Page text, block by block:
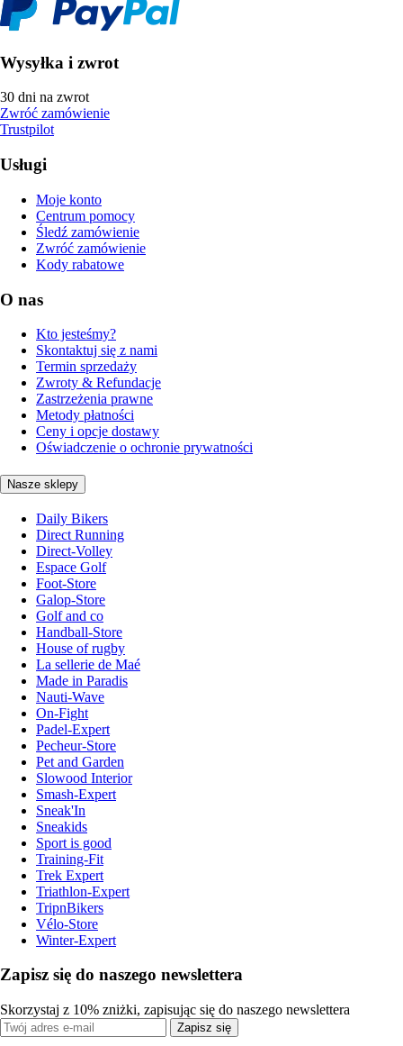
Wysyłka i zwrot
30 dni na zwrot
Zwróć zamówienie
Trustpilot
Usługi
Moje konto
Centrum pomocy
Śledź zamówienie
Zwróć zamówienie
Kody rabatowe
O nas
Kto jesteśmy?
Skontaktuj się z nami
Termin sprzedaży
Zwroty & Refundacje
Zastrzeżenia prawne
Metody płatności
Ceny i opcje dostawy
Oświadczenie o ochronie prywatności
Nasze sklepy
Daily Bikers
Direct Running
Direct-Volley
Espace Golf
Foot-Store
Galop-Store
Golf and co
Handball-Store
House of rugby
La sellerie de Maé
Made in Paradis
Nauti-Wave
On-Fight
Padel-Expert
Pecheur-Store
Pet and Garden
Slowood Interior
Smash-Expert
Sneak'In
Sneakids
Sport is good
Training-Fit
Trek Expert
Triathlon-Expert
TripnBikers
Vélo-Store
Winter-Expert
Zapisz się do naszego newslettera
Skorzystaj z 10% zniżki, zapisując się do naszego newslettera
Zapisz się